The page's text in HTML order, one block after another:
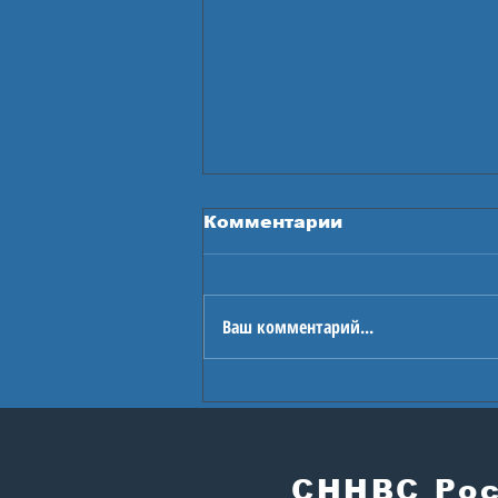
Игры будущего
Комментарии
Ваш комментарий...
СННВС